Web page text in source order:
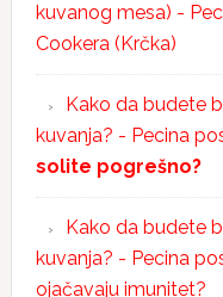
kuvanog mesa) -
Cookera (Krčka)
Kako da budete
kuvanja? - Pecina
solite pogrešno?
Kako da budete
kuvanja? - Pecina
ojačavaju imunitet?